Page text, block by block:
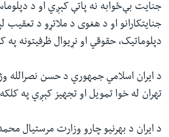
جنایت بې‌ځوابه نه پاتې کېږي او د
جنایتکارانو او د هغوی د ملاتړو د تعقیب
دپلوماتیک،‌ حقوقي او نړیوال ظرفیتونه په
د ایران اسلامي جمهوري د حسن نصرالله
تهران له خوا تمویل او تجهیز کېږي په
د ایران د بهرنیو چارو وزارت مرستیال